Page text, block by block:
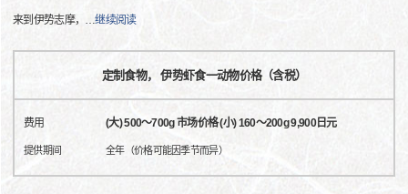
来到伊势志摩， …继续阅读
定制食物， 伊势虾食一动物价格（含税）
费用 (大) 500～700g 市场价格 (小) 160～200g 9,900日元
提供期间 全年（价格可能因季节而异）